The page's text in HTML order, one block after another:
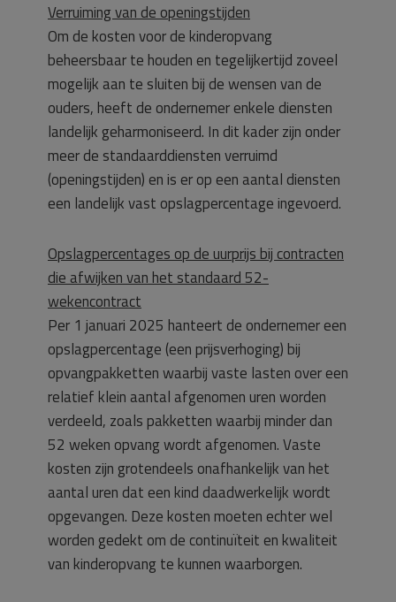
Verruiming van de openingstijden
Om de kosten voor de kinderopvang
beheersbaar te houden en tegelijkertijd zoveel
mogelijk aan te sluiten bij de wensen van de
ouders, heeft de ondernemer enkele diensten
landelijk geharmoniseerd. In dit kader zijn onder
meer de standaarddiensten verruimd
(openingstijden) en is er op een aantal diensten
een landelijk vast opslagpercentage ingevoerd.
Opslagpercentages op de uurprijs bij contracten
die afwijken van het standaard 52-
wekencontract
Per 1 januari 2025 hanteert de ondernemer een
opslagpercentage (een prijsverhoging) bij
opvangpakketten waarbij vaste lasten over een
relatief klein aantal afgenomen uren worden
verdeeld, zoals pakketten waarbij minder dan
52 weken opvang wordt afgenomen. Vaste
kosten zijn grotendeels onafhankelijk van het
aantal uren dat een kind daadwerkelijk wordt
opgevangen. Deze kosten moeten echter wel
worden gedekt om de continuïteit en kwaliteit
van kinderopvang te kunnen waarborgen.